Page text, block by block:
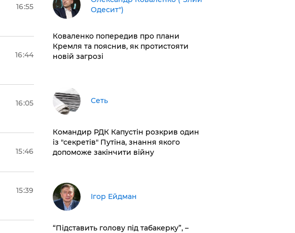
16:55
16:44
16:05
15:46
15:39
Одесит")
Коваленко попередив про плани
Кремля та пояснив, як протистояти
новій загрозі
Сеть
Командир РДК Капустін розкрив один
із "секретів" Путіна, знання якого
допоможе закінчити війну
Ігор Ейдман
​“Підставить голову під табакерку”, –